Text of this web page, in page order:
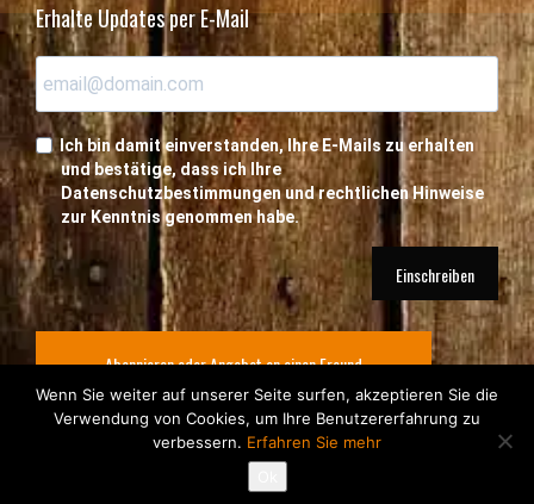
Erhalte Updates per E-Mail
Ich bin damit einverstanden, Ihre E-Mails zu erhalten
und bestätige, dass ich Ihre
Datenschutzbestimmungen und rechtlichen Hinweise
zur Kenntnis genommen habe.
Einschreiben
Abonnieren oder Angebot an einen Freund
© Copyright Nausikraft SA 2026 Une création
Wenn Sie weiter auf unserer Seite surfen, akzeptieren Sie die
Verwendung von Cookies, um Ihre Benutzererfahrung zu
verbessern. Erfahren Sie mehr